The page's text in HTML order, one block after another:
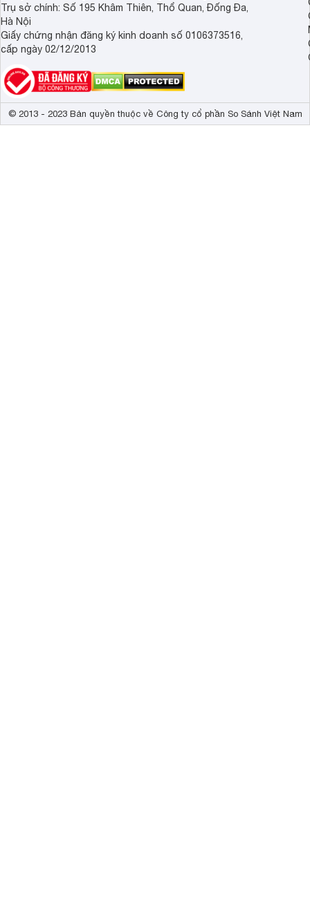
Trụ sở chính: Số 195 Khâm Thiên, Thổ Quan, Đống Đa,
Hà Nội
Giấy chứng nhận đăng ký kinh doanh số 0106373516,
cấp ngày 02/12/2013
© 2013 - 2023 Bản quyền thuộc về Công ty cổ phần So Sánh Việt Nam